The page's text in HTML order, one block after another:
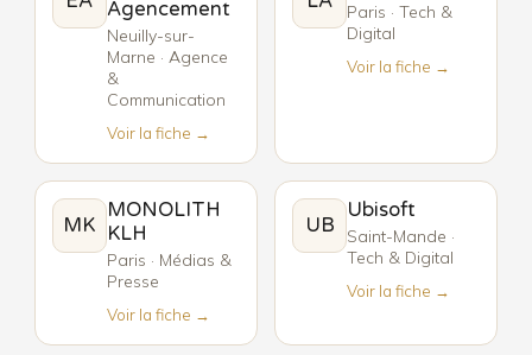
Agencement
Neuilly-sur-
Marne · Agence
&
Communication
Voir la fiche →
Paris · Tech &
Digital
Voir la fiche →
MK
MONOLITH
KLH
Paris · Médias &
Presse
Voir la fiche →
UB
Ubisoft
Saint-Mande ·
Tech & Digital
Voir la fiche →